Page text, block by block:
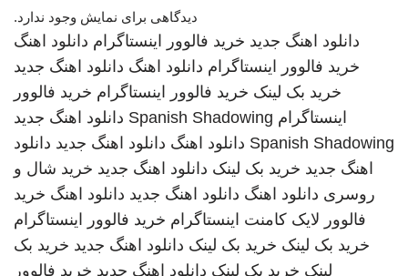
دیدگاهی برای نمایش وجود ندارد.
دانلود اهنگ جدید خرید فالوور اینستاگرام دانلود اهنگ
خرید فالوور اینستاگرام دانلود اهنگ دانلود اهنگ جدید
خرید بک لینک خرید فالوور اینستاگرام خرید فالوور
اینستاگرام Spanish Shadowing دانلود اهنگ جدید
Spanish Shadowing دانلود اهنگ دانلود اهنگ جدید دانلود
اهنگ جدید خرید بک لینک دانلود اهنگ جدید خرید شال و
روسری دانلود اهنگ دانلود اهنگ جدید دانلود اهنگ خرید
فالوور لایک کامنت اینستاگرام خرید فالوور اینستاگرام
خرید بک لینک خرید بک لینک دانلود اهنگ جدید خرید بک
لینک خرید بک لینک دانلود اهنگ جدید خرید فالوور